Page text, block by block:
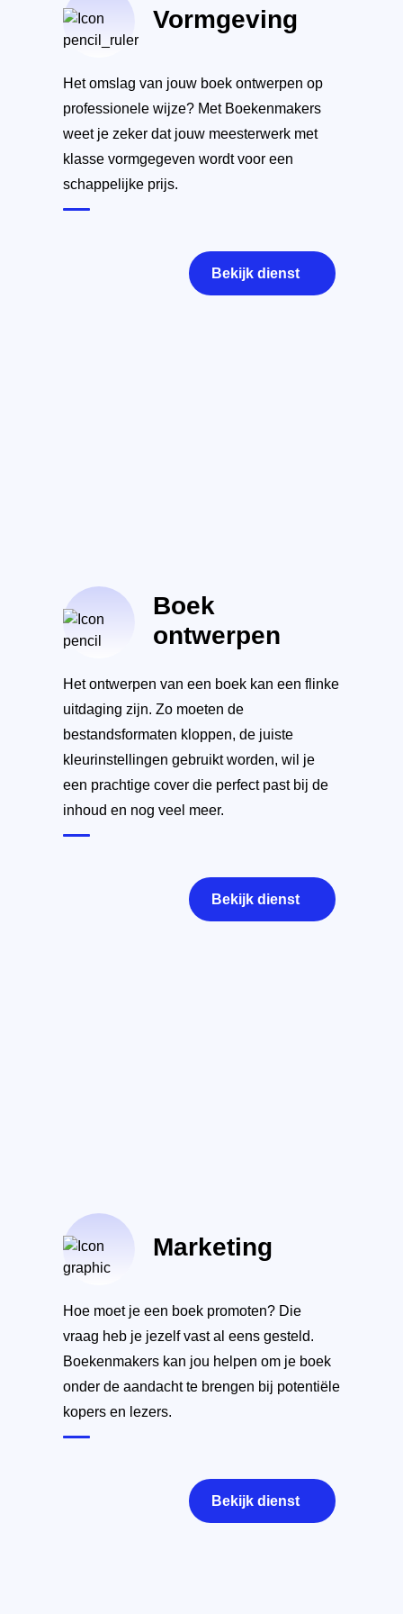
Vormgeving
Het omslag van jouw boek ontwerpen op
professionele wijze? Met Boekenmakers
weet je zeker dat jouw meesterwerk met
klasse vormgegeven wordt voor een
schappelijke prijs.
Bekijk dienst
Boek
ontwerpen
Het ontwerpen van een boek kan een flinke
uitdaging zijn. Zo moeten de
bestandsformaten kloppen, de juiste
kleurinstellingen gebruikt worden, wil je
een prachtige cover die perfect past bij de
inhoud en nog veel meer.
Bekijk dienst
Marketing
Hoe moet je een boek promoten? Die
vraag heb je jezelf vast al eens gesteld.
Boekenmakers kan jou helpen om je boek
onder de aandacht te brengen bij potentiële
kopers en lezers.
Bekijk dienst